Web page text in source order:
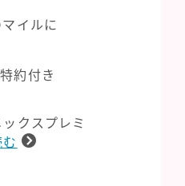
イルに
約付き
クスプレミ